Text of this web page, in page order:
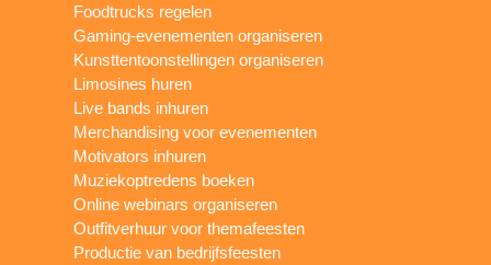
Foodtrucks regelen
Gaming-evenementen organiseren
Kunsttentoonstellingen organiseren
Limosines huren
Live bands inhuren
Merchandising voor evenementen
Motivators inhuren
Muziekoptredens boeken
Online webinars organiseren
Outfitverhuur voor themafeesten
Productie van bedrijfsfeesten